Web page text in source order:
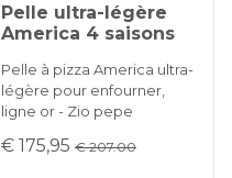
Pelle ultra-légère
America 4 saisons
Pelle à pizza America ultra-
légère pour enfourner,
ligne or - Zio pepe
€ 175,95 € 207.00